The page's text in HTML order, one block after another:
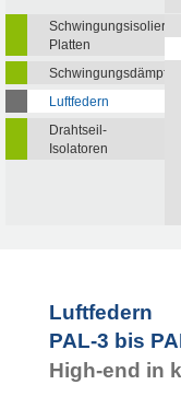
Platten
Schwingungsdämpfer
Luftfedern
Drahtseil-
Isolatoren
Luftfedern
PAL-3 bis
High-end in